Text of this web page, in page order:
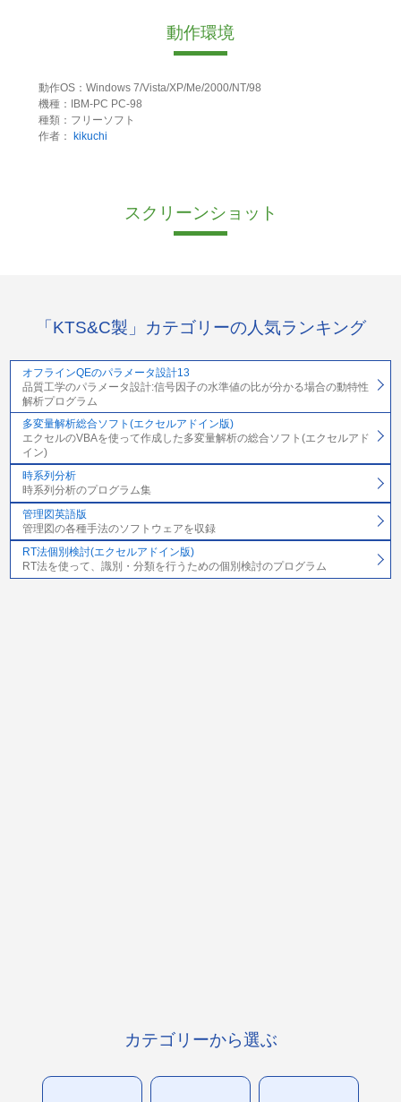
動作環境
動作OS：Windows 7/Vista/XP/Me/2000/NT/98
機種：IBM-PC PC-98
種類：フリーソフト
作者：
kikuchi
スクリーンショット
「KTS&C製」カテゴリーの人気ランキング
オフラインQEのパラメータ設計13
品質工学のパラメータ設計:信号因子の水準値の比が分かる場合の動特性
解析プログラム
多変量解析総合ソフト(エクセルアドイン版)
エクセルのVBAを使って作成した多変量解析の総合ソフト(エクセルアド
イン)
時系列分析
時系列分析のプログラム集
管理図英語版
管理図の各種手法のソフトウェアを収録
RT法個別検討(エクセルアドイン版)
RT法を使って、識別・分類を行うための個別検討のプログラム
カテゴリーから選ぶ